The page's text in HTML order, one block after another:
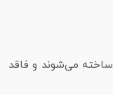
ساخته می‌شوند و فاقد